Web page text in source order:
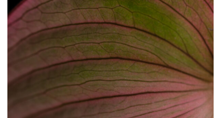
1 Knollensellerie
1 Lauch
1/2 Wirsing
2 EL Olivenöl
1 TL Kurkumapulver (optional)
3 Lorbeerblätter